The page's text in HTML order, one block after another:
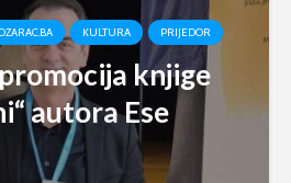
KULTURA PRIJEDOR
knjige
autora Ese